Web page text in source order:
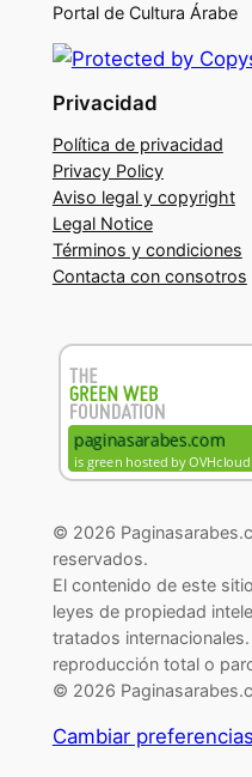
Portal de Cultura Árabe
Privacidad
Política de privacidad
Privacy Policy
Aviso legal y copyright
Legal Notice
Términos y condiciones
Contacta con consotros
© 2026
reservados.
El contenido de este
leyes de propiedad
tratados
reproducción total o
© 2026
Cambiar